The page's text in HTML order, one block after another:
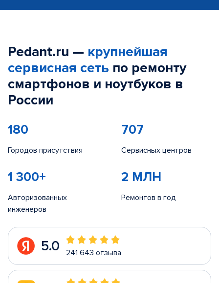
Pedant.ru — крупнейшая
сервисная сеть по ремонту
смартфонов и ноутбуков в
России
180
Городов присутствия
707
Сервисных центров
1 300+
Авторизованных
инженеров
2 МЛН
Ремонтов в год
5.0 241 643 отзыва